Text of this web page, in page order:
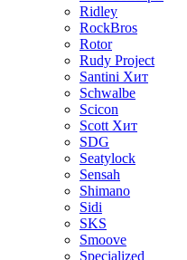
Ridley
RockBros
Rotor
Rudy Project
Santini Хит
Schwalbe
Scicon
Scott Хит
SDG
Seatylock
Sensah
Shimano
Sidi
SKS
Smoove
Specialized